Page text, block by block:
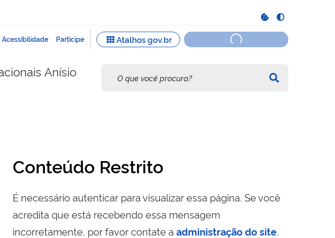
Anísio
Conteúdo Restrito
É necessário autenticar para visualizar essa página. Se você
acredita que está recebendo essa mensagem
incorretamente, por favor contate a administração do site.